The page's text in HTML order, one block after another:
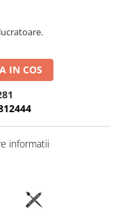
IN COS
informatii